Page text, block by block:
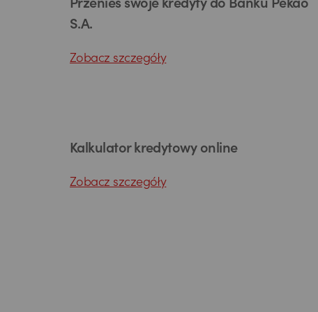
Przenieś swoje kredyty do Banku Pekao
S.A.
Zobacz szczegóły
Kalkulator kredytowy online
Zobacz szczegóły